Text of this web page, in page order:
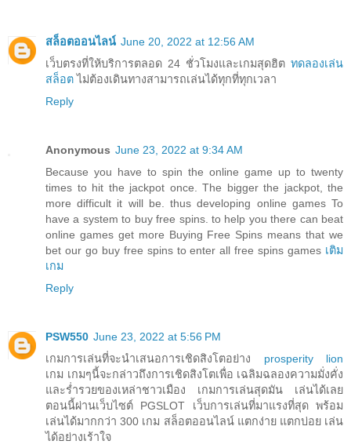
สล็อตออนไลน์ June 20, 2022 at 12:56 AM
เว็บตรงที่ให้บริการตลอด 24 ชั่วโมงและเกมสุดฮิต ทดลองเล่น
สล็อตไม่ต้องเดินทางสามารถเล่นได้ทุกที่ทุกเวลา
Reply
Anonymous June 23, 2022 at 9:34 AM
Because you have to spin the online game up to twenty
times to hit the jackpot once. The bigger the jackpot, the
more difficult it will be. thus developing online games To
have a system to buy free spins. to help you there can beat
online games get more Buying Free Spins means that we
bet our go buy free spins to enter all free spins games เติม
เกม
Reply
PSW550 June 23, 2022 at 5:56 PM
เกมการเล่นที่จะนำเสนอการเชิดสิงโตอย่าง prosperity lion
เกม เกมๆนี้จะกล่าวถึงการเชิดสิงโตเพื่อ เฉลิมฉลองความมั่งคั่ง
และร่ำรวยของเหล่าชาวเมือง เกมการเล่นสุดมัน เล่นได้เลย
ตอนนี้ผ่านเว็บไซต์ PGSLOT เว็บการเล่นที่มาแรงที่สุด พร้อม
เล่นได้มากกว่า 300 เกม สล็อตออนไลน์ แตกง่าย แตกบ่อย เล่น
ได้อย่างเร้าใจ